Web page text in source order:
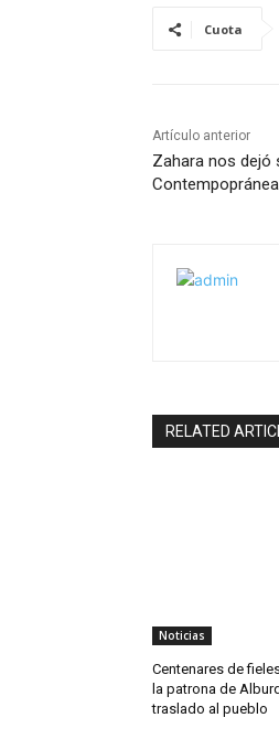
Cuota
Artículo anterior
Zahara nos dejó
RELATED
Noticias
Centenares de
la patrona de
traslado al pueblo